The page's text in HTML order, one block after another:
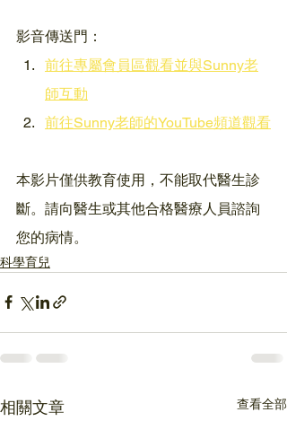
影音傳送門：
前往專屬會員區觀看並與Sunny老
師互動
前往Sunny老師的YouTube頻道觀看
本影片僅供教育使用，不能取代醫生診
斷。請向醫生或其他合格醫療人員諮詢
您的病情。
科學育兒
相關文章 查看全部